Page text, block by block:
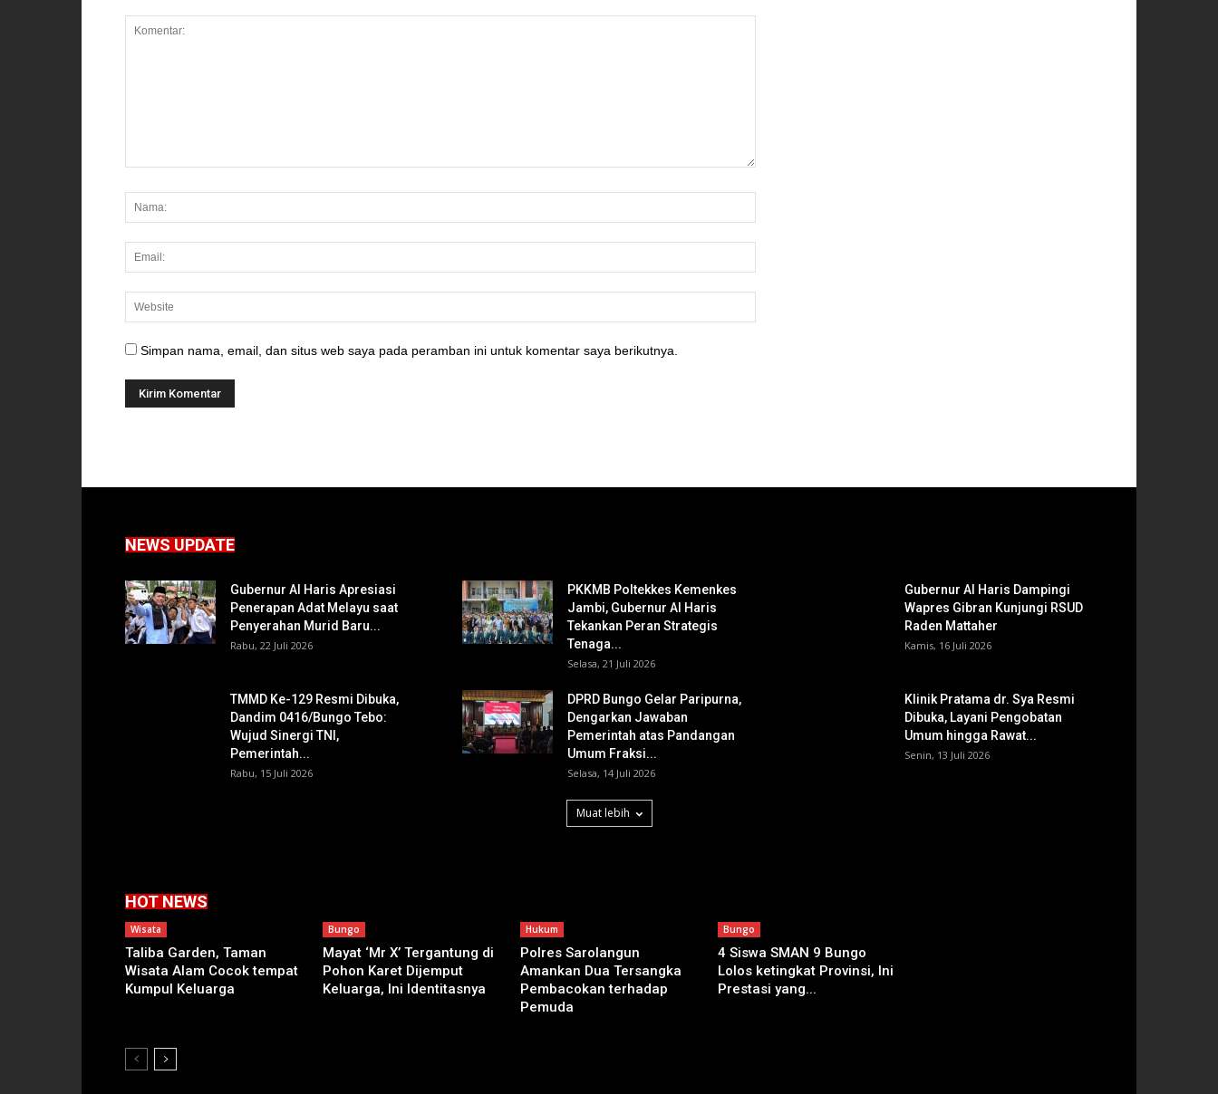
Simpan nama, email, dan situs web saya pada peramban ini untuk komentar saya berikutnya.
NEWS UPDATE
Gubernur Al Haris Apresiasi
Penerapan Adat Melayu saat
Penyerahan Murid Baru...
Rabu, 22 Juli 2026
PKKMB Poltekkes Kemenkes
Jambi, Gubernur Al Haris
Tekankan Peran Strategis
Tenaga...
Selasa, 21 Juli 2026
Gubernur Al Haris Dampingi
Wapres Gibran Kunjungi RSUD
Raden Mattaher
Kamis, 16 Juli 2026
TMMD Ke-129 Resmi Dibuka,
Dandim 0416/Bungo Tebo:
Wujud Sinergi TNI,
Pemerintah...
Rabu, 15 Juli 2026
DPRD Bungo Gelar Paripurna,
Dengarkan Jawaban
Pemerintah atas Pandangan
Umum Fraksi...
Selasa, 14 Juli 2026
Klinik Pratama dr. Sya Resmi
Dibuka, Layani Pengobatan
Umum hingga Rawat...
Senin, 13 Juli 2026
Muat lebih
HOT NEWS
Wisata
Taliba Garden, Taman
Wisata Alam Cocok tempat
Kumpul Keluarga
Bungo
Mayat ‘Mr X’ Tergantung di
Pohon Karet Dijemput
Keluarga, Ini Identitasnya
Hukum
Polres Sarolangun
Amankan Dua Tersangka
Pembacokan terhadap
Pemuda
Bungo
4 Siswa SMAN 9 Bungo
Lolos ketingkat Provinsi, Ini
Prestasi yang...